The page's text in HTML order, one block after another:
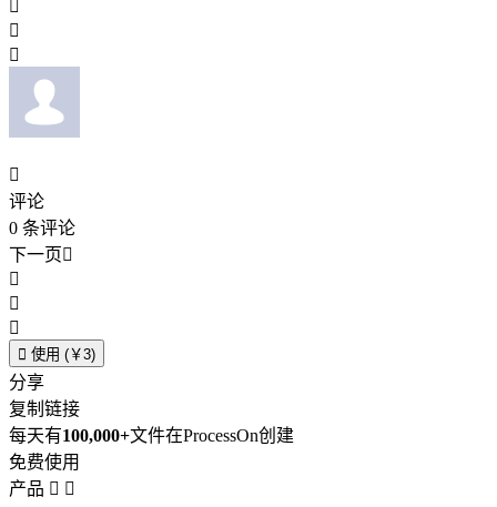



评论
0 条评论
下一页



 使用 (￥3)
分享
复制链接
每天有100,000+文件在ProcessOn创建
免费使用
产品  